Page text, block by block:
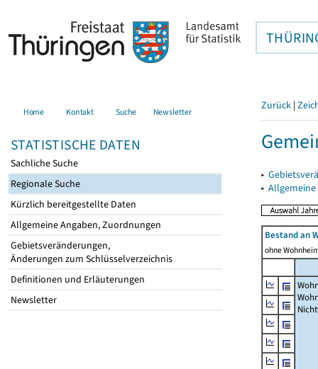
Home Kontakt Suche Newsletter
STATISTISCHE DATEN
Sachliche Suche
Regionale Suche
Kürzlich bereitgestellte Daten
Allgemeine Angaben, Zuordnungen
Gebietsveränderungen,
Änderungen zum Schlüsselverzeichnis
Definitionen und Erläuterungen
Newsletter
Zurück |
▸
▸
Bestand an
ohne